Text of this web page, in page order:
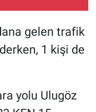
gelen trafik
1 kişi de
yolu Ulugöz